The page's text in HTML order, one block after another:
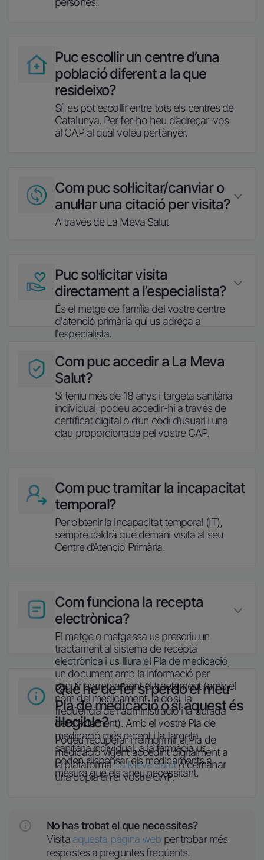
Imatge
Puc escollir un centre d’una
població diferent a la que
resideixo?
Sí, es pot escollir entre tots els centres de
Catalunya. Per fer-ho heu d’adreçar-vos
al CAP al qual voleu pertànyer.
Imatge
Com puc sol·licitar/canviar o
anul·lar una citació per visita?
A través de La Meva Salut
Imatge
Puc sol·licitar visita
directament a l’especialista?
És el metge de família del vostre centre
d'atenció primària qui us adreça a
l'especialista.
Imatge
Com puc accedir a La Meva
Salut?
Si teniu més de 18 anys i targeta sanitària
individual, podeu accedir-hi a través de
certificat digital o d’un codi d’usuari i una
clau proporcionada pel vostre CAP.
Imatge
Com puc tramitar la incapacitat
temporal?
Per obtenir la incapacitat temporal (IT),
sempre caldrà que demani visita al seu
Centre d’Atenció Primària.
Imatge
Com funciona la recepta
electrònica?
El metge o metgessa us prescriu un
tractament al sistema de recepta
electrònica i us lliura el Pla de medicació,
un document amb la informació per
seguir correctament el tractament (amb el
nom del medicament, la dosi, la
freqüència de l'administració i la durada
del tractament). Amb el vostre Pla de
medicació més recent i la targeta
sanitària individual, a la farmàcia us
poden dispensar els medicaments a
mesura que els aneu necessitant.
Què he de fer si perdo el meu
Pla de medicació o si aquest és
il·legible?
Podeu recuperar i reimprimir el Pla de
medicació vigent accedint digitalment a
la plataformaLa Meva Saluto demanar
una còpia en el vostre CAP.
No has trobat el que necessites?
Visita aquesta pàgina web per trobar més
respostes a preguntes freqüents.